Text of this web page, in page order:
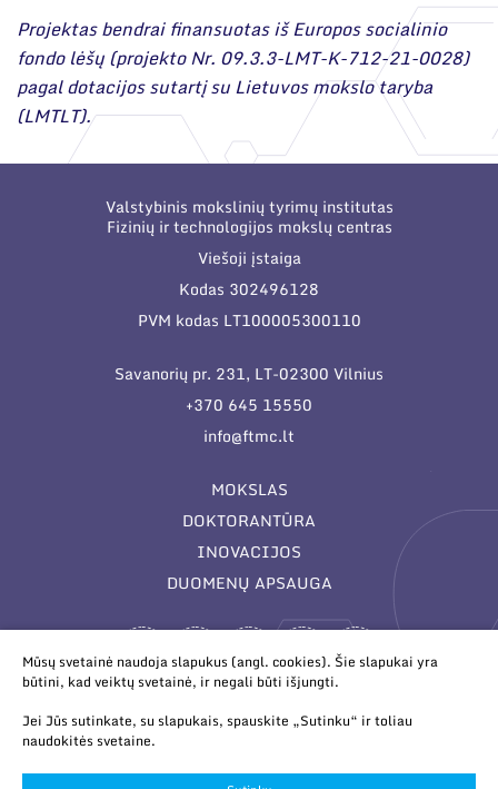
Projektas bendrai finansuotas iš Europos socialinio
fondo lėšų (projekto Nr. 09.3.3-LMT-K-712-21-0028)
pagal dotacijos sutartį su Lietuvos mokslo taryba
(LMTLT).
Valstybinis mokslinių tyrimų institutas
Fizinių ir technologijos mokslų centras
Viešoji įstaiga
Kodas 302496128
PVM kodas LT100005300110
Savanorių pr. 231, LT-02300 Vilnius
+370 645 15550
info@ftmc.lt
MOKSLAS
DOKTORANTŪRA
INOVACIJOS
DUOMENŲ APSAUGA
© 2026 Valstybinis mokslinių tyrimų institutas Fizinių ir
technologijos mokslų centras. Duomenys kaupiami ir saugomi
Mūsų svetainė naudoja slapukus (angl. cookies). Šie slapukai yra
būtini, kad veiktų svetainė, ir negali būti išjungti.
Jei Jūs sutinkate, su slapukais, spauskite „Sutinku“ ir toliau
naudokitės svetaine.